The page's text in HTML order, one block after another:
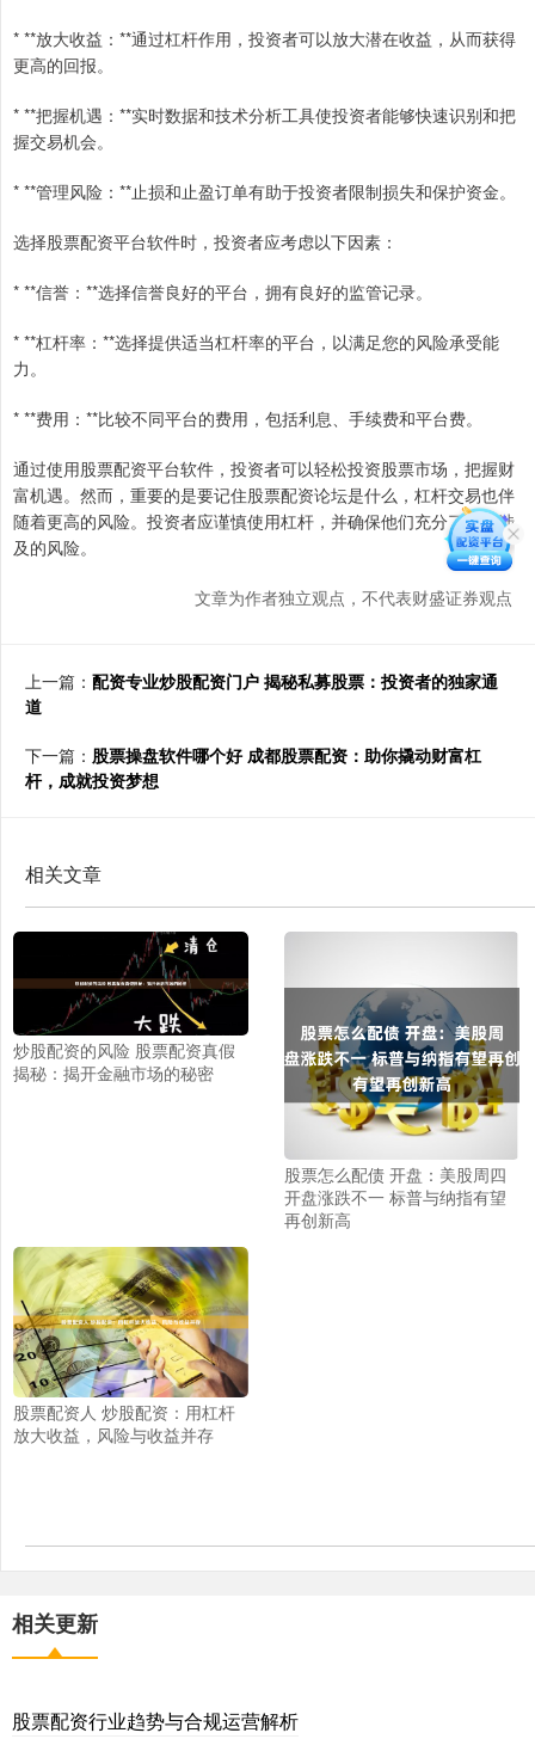
* **放大收益：**通过杠杆作用，投资者可以放大潜在收益，从而获得
更高的回报。
* **把握机遇：**实时数据和技术分析工具使投资者能够快速识别和把
握交易机会。
* **管理风险：**止损和止盈订单有助于投资者限制损失和保护资金。
选择股票配资平台软件时，投资者应考虑以下因素：
* **信誉：**选择信誉良好的平台，拥有良好的监管记录。
* **杠杆率：**选择提供适当杠杆率的平台，以满足您的风险承受能
力。
* **费用：**比较不同平台的费用，包括利息、手续费和平台费。
通过使用股票配资平台软件，投资者可以轻松投资股票市场，把握财
富机遇。然而，重要的是要记住股票配资论坛是什么，杠杆交易也伴
随着更高的风险。投资者应谨慎使用杠杆，并确保他们充分了解所涉
及的风险。
文章为作者独立观点，不代表财盛证券观点
上一篇： 配资专业炒股配资门户 揭秘私募股票：投资者的独家通
道
下一篇： 股票操盘软件哪个好 成都股票配资：助你撬动财富杠
杆，成就投资梦想
相关文章
炒股配资的风险 股票配资真假
揭秘：揭开金融市场的秘密
股票怎么配债 开盘：美股周四
开盘涨跌不一 标普与纳指有望
再创新高
股票配资人 炒股配资：用杠杆
放大收益，风险与收益并存
相关更新
股票配资行业趋势与合规运营解析